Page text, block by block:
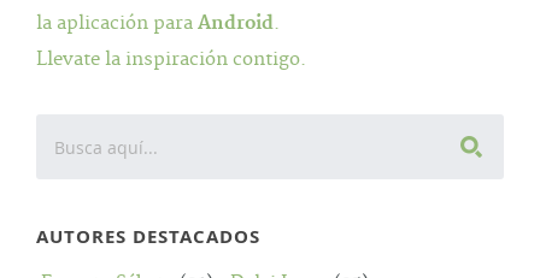
la aplicación para Android.
Llevate la inspiración contigo.
AUTORES DESTACADOS